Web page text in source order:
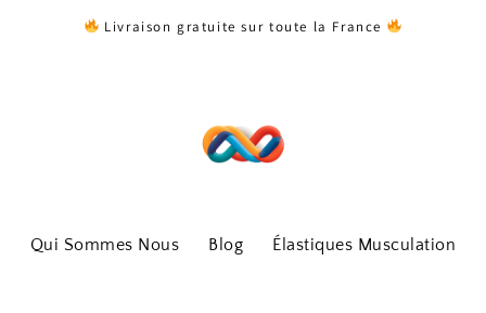
Livraison gratuite sur toute la France
Qui Sommes Nous Blog Élastiques Musculation